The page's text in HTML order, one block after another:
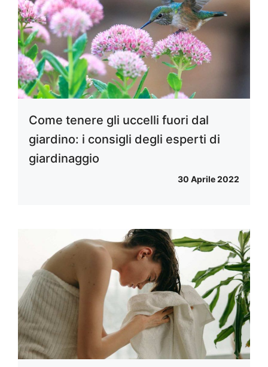
Come tenere gli uccelli fuori dal
giardino: i consigli degli esperti di
giardinaggio
30 Aprile 2022